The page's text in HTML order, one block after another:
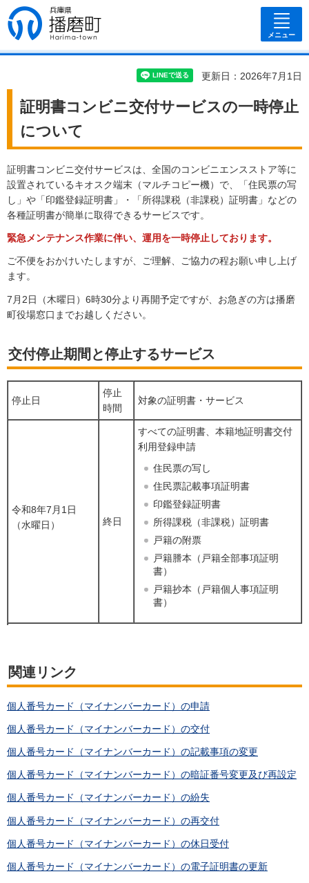
兵庫県 播磨
町
メニュー
更新日：2026年7月1日
証明書コンビニ交付サービスの一時停止
について
証明書コンビニ交付サービスは、全国のコンビニエンスストア等に
設置されているキオスク端末（マルチコピー機）で、「住民票の写
し」や「印鑑登録証明書」・「所得課税（非課税）証明書」などの
各種証明書が簡単に取得できるサービスです。
緊急メンテナンス作業に伴い、運用を一時停止しております。
ご不便をおかけいたしますが、ご理解、ご協力の程お願い申し上げ
ます。
7月2日（木曜日）6時30分より再開予定ですが、お急ぎの方は播磨
町役場窓口までお越しください。
交付停止期間と停止するサービス
停止日
停止
時間
対象の証明書・サービス
令和8年7月1日
（水曜日）
終日
すべての証明書、本籍地証明書交付
利用登録申請
住民票の写し
住民票記載事項証明書
印鑑登録証明書
所得課税（非課税）証明書
戸籍の附票
戸籍謄本（戸籍全部事項証明
書）
戸籍抄本（戸籍個人事項証明
書）
関連リンク
個人番号カード（マイナンバーカード）の申請
個人番号カード（マイナンバーカード）の交付
個人番号カード（マイナンバーカード）の記載事項の変更
個人番号カード（マイナンバーカード）の暗証番号変更及び再設定
個人番号カード（マイナンバーカード）の紛失
個人番号カード（マイナンバーカード）の再交付
個人番号カード（マイナンバーカード）の休日受付
個人番号カード（マイナンバーカード）の電子証明書の更新